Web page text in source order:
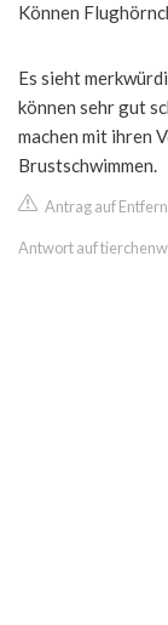
Können
Es sieht
können sehr gut
machen mit ihren
Brustschwimmen.
Antrag auf
Antwort auf